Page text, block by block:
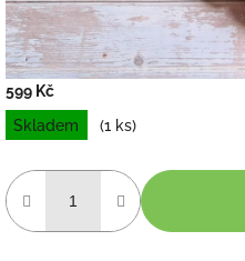
599 Kč
Měrná
cena:
Skladem (1 ks)